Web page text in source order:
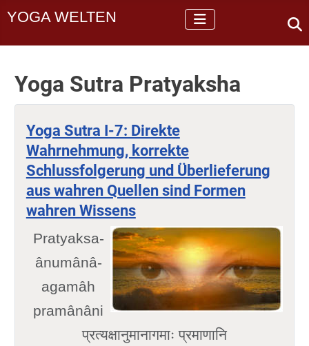
YOGA WELTEN
Yoga Sutra Pratyaksha
Yoga Sutra I-7: Direkte
Wahrnehmung, korrekte
Schlussfolgerung und Überlieferung
aus wahren Quellen sind Formen
wahren Wissens
Pratyaksa-
ânumânâ-
agamâh
pramânâni
प्रत्यक्षानुमानागमाः प्रमाणानि